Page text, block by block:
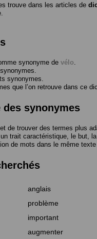
trouve dans les articles de
synonyme de vélo
synonymes.
que l’on retrouve dans ce
des synonymes
de trouver des termes plus
trait caractéristique, le but,
de mots dans le même
anglais
problème
important
augmenter